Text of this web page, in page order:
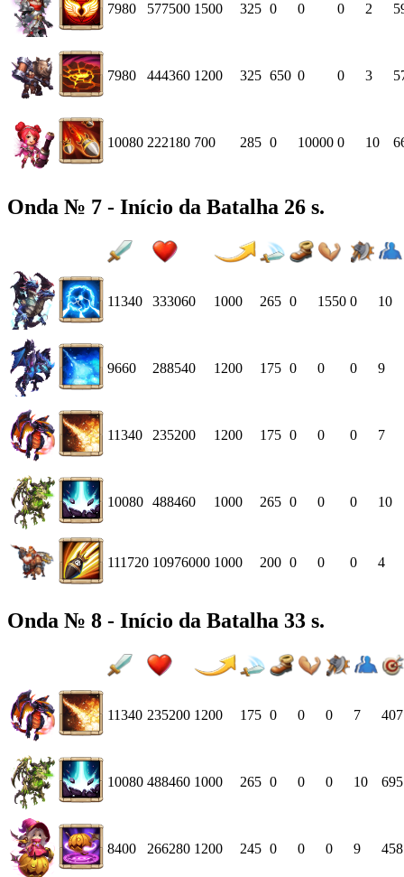
7980 577500 1500 325 0 0 0 2
7980 444360 1200 325 650 0 0 3
10080 222180 700 285 0 10000 0 10
Onda № 7 - Início da Batalha 26 s.
11340 333060 1000 265 0 1550 0 10
9660 288540 1200 175 0 0 0 9
11340 235200 1200 175 0 0 0 7
10080 488460 1000 265 0 0 0 10
111720 10976000 1000 200 0 0 0 4
Onda № 8 - Início da Batalha 33 s.
11340 235200 1200 175 0 0 0 7 407
10080 488460 1000 265 0 0 0 10 695
8400 266280 1200 245 0 0 0 9 458